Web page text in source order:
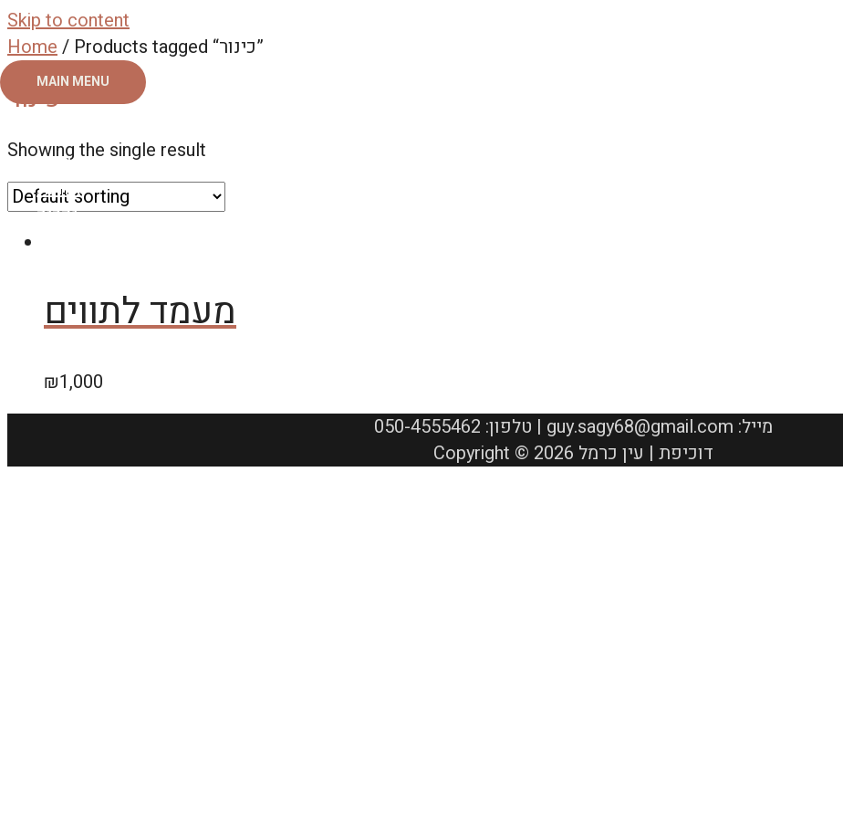
Skip to content
MAIN MENU
צור קשר
אודות
גלריה
Home / Products tagged “כינור”
כינור
Showing the single result
מעמד לתווים
₪1,000
050-4555462 :טלפון | guy.sagy68@gmail.com :מייל
Copyright © 2026 דוכיפת | עין כרמל